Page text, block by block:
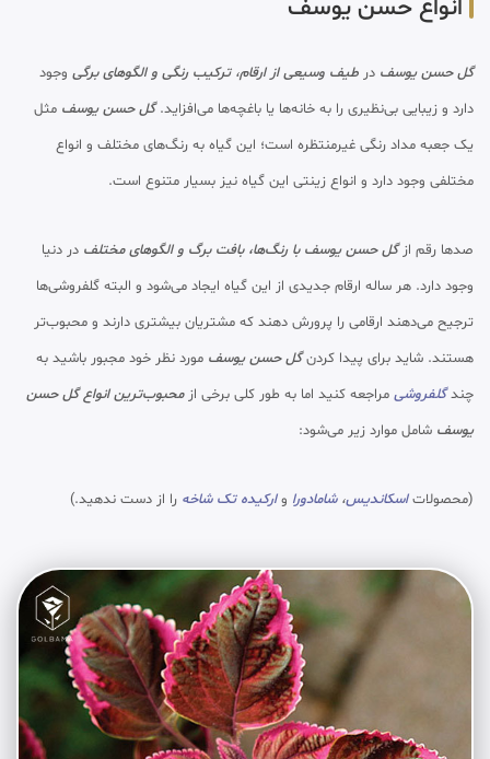
انواع حسن یوسف
گل حسن یوسف در طیف وسیعی از ارقام، ترکیب رنگی و الگوهای برگی وجود
دارد و زیبایی بی‌نظیری را به خانه‌ها یا باغچه‌ها می‌افزاید.گل حسن یوسف مثل
یک جعبه مداد رنگی غیرمنتظره است؛ این گیاه به رنگ‌های مختلف و انواع
مختلفی وجود دارد و انواع زینتی این گیاه نیز بسیار متنوع است.
صدها رقم از گل حسن یوسف با رنگ‌ها، بافت برگ و الگوهای مختلف در دنیا
وجود دارد. هر ساله ارقام جدیدی از این گیاه ایجاد می‌شود و البته گلفروشی‌ها
ترجیح می‌دهند ارقامی را پرورش دهند که مشتریان بیشتری دارند و محبوب‌تر
هستند. شاید برای پیدا کردنگل حسن یوسف مورد نظر خود مجبور باشید به
چندگلفروشی مراجعه کنید اما به طور کلی برخی از محبوب‌ترین انواع گل حسن
یوسف شامل موارد زیر می‌شود:
(محصولاتاسکاندیس،شامادورا و ارکیده تک شاخه را از دست ندهید.)